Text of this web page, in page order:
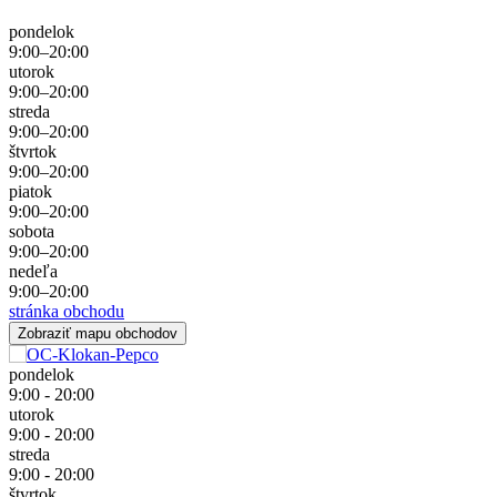
pondelok
9:00–20:00
utorok
9:00–20:00
streda
9:00–20:00
štvrtok
9:00–20:00
piatok
9:00–20:00
sobota
9:00–20:00
nedeľa
9:00–20:00
stránka obchodu
Zobraziť mapu obchodov
pondelok
9:00 - 20:00
utorok
9:00 - 20:00
streda
9:00 - 20:00